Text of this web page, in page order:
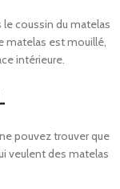
le coussin du matelas
matelas est mouillé,
intérieure.
pouvez trouver que
veulent des matelas